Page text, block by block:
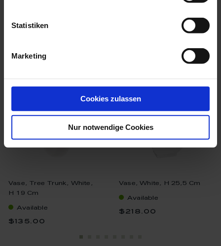
Statistiken
Marketing
Cookies zulassen
Nur notwendige Cookies
we think you’ll like these
Vase, Tree Trunk, White,
H 19 Cm
Available
$135.00
Vase, White, H 25,5 Cm
Available
$218.00